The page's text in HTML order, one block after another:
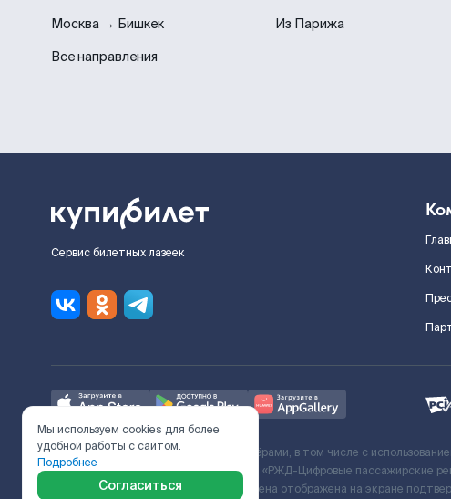
Москва → Бишкек
Все направления
Из Парижа
Сервис билетных лазеек
Ж/Д билеты предоставляются партнёрами, в том числе с
с Поставщиком услуг и Договора ООО «РЖД-Цифровые пассажирские
включает сервисный сбор. Итоговая цена отображена на экране
Мы используем cookies для более
удобной работы с сайтом.
Подробнее
Согласиться